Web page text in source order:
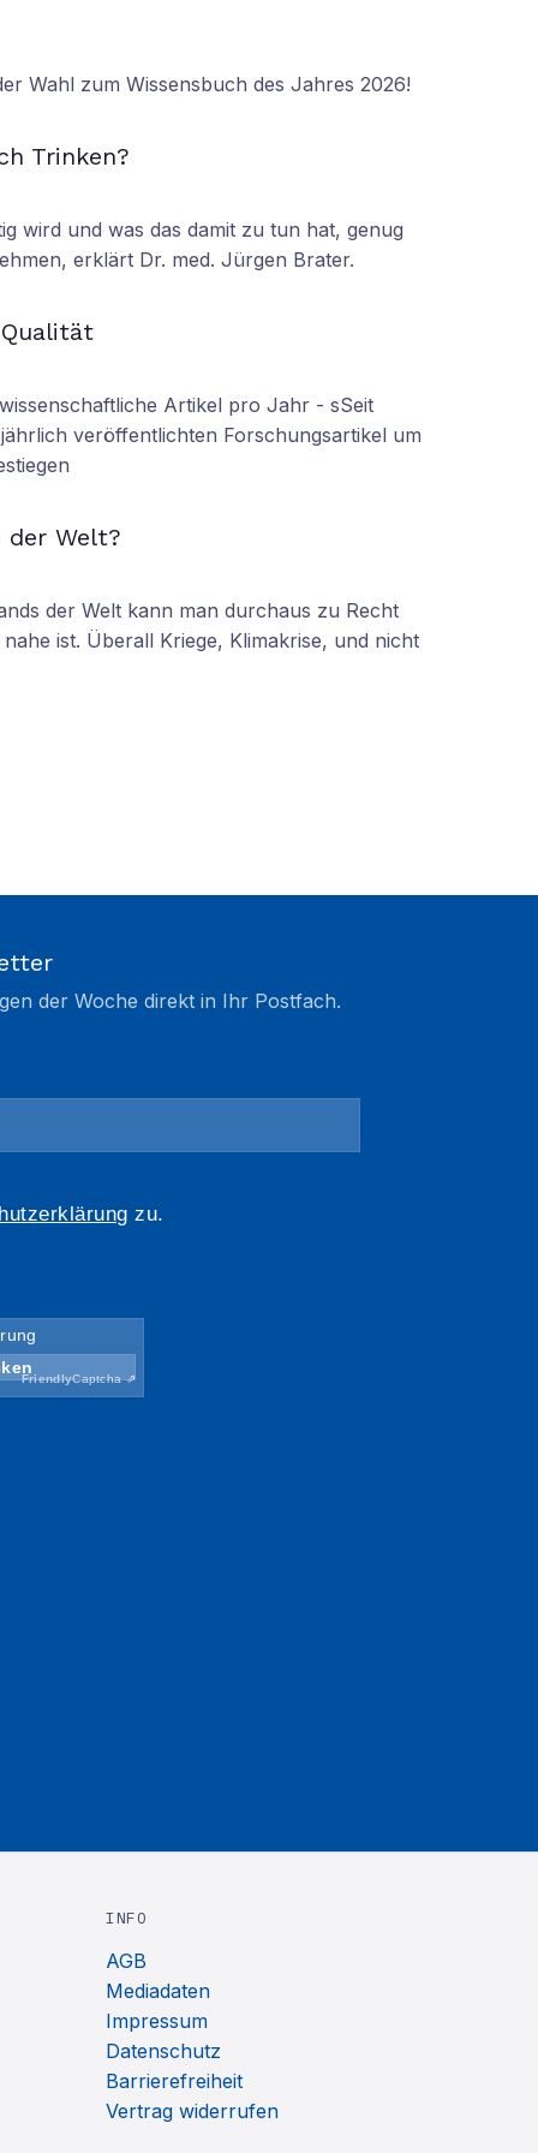
Wahl zum Wissensbuch des Jahres 2026!
Trinken?
wird und was das damit zu tun hat, genug
erklärt Dr. med. Jürgen Brater.
Artikel pro Jahr - sSeit
veröffentlichten Forschungsartikel um
der Welt?
der Welt kann man durchaus zu Recht
ist. Überall Kriege, Klimakrise, und nicht
der Woche direkt in Ihr Postfach.
INFO
AGB
Mediadaten
Impressum
Datenschutz
Barrierefreiheit
Vertrag widerrufen